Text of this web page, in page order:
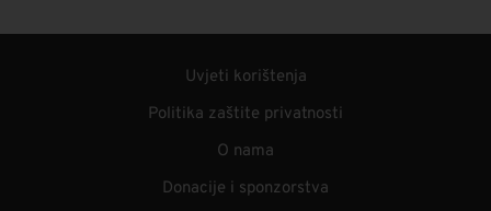
Uvjeti korištenja
Politika zaštite privatnosti
O nama
Donacije i sponzorstva